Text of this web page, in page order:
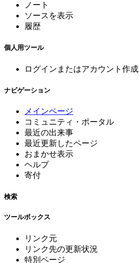
ノート
ソースを表示
履歴
個人用ツール
ログインまたはアカウント作成
ナビゲーション
メインページ
コミュニティ・ポータル
最近の出来事
最近更新したページ
おまかせ表示
ヘルプ
寄付
検索
ツールボックス
リンク元
リンク先の更新状況
特別ページ